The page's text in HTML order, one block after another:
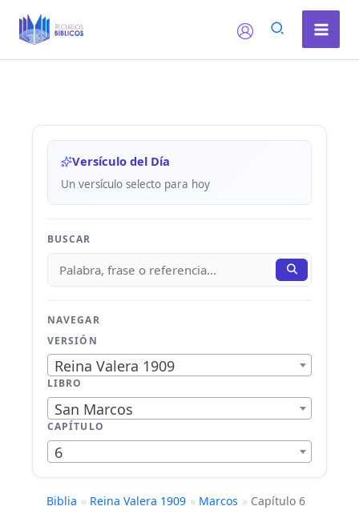
Versículo del Día
Un versículo selecto para hoy
BUSCAR
NAVEGAR
VERSIÓN
Reina Valera 1909
LIBRO
San Marcos
CAPÍTULO
6
Biblia » Reina Valera 1909 » Marcos » Capítulo 6